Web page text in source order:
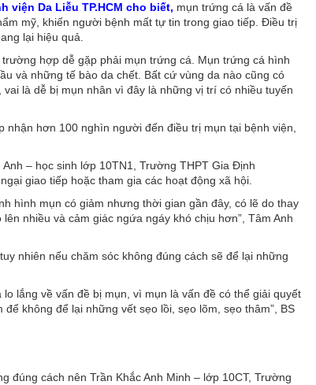
viện Da Liễu TP.HCM cho biết, mụn trứng cá là vấn đề
mỹ, khiến người bệnh mất tự tin trong giao tiếp. Điều trị
lại hiệu quả.
hợp dễ gặp phải mụn trứng cá. Mụn trứng cá hình
và những tế bào da chết. Bất cứ vùng da nào cũng có
là dễ bị mụn nhân vì đây là những vị trí có nhiều tuyến
nhận hơn 100 nghìn người đến điều trị mụn tại bệnh viện,
– học sinh lớp 10TN1, Trường THPT Gia Định
giao tiếp hoặc tham gia các hoạt động xã hội.
hình mụn có giảm nhưng thời gian gần đây, có lẽ do thay
nhiều và cảm giác ngứa ngáy khó chịu hơn”, Tâm Anh
nhiên nếu chăm sóc không đúng cách sẽ để lại những
lắng về vấn đề bị mụn, vì mụn là vấn đề có thể giải quyết
không để lại những vết sẹo lồi, sẹo lõm, sẹo thâm”, BS
đúng cách nên Trần Khắc Anh Minh – lớp 10CT, Trường